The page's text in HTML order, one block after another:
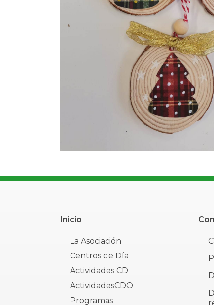
Inicio
La Asociación
Centros de Día
Actividades CD
ActividadesCDO
Programas